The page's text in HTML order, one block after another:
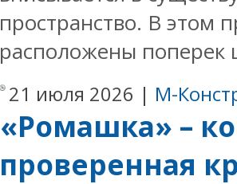
пространство. В этом
расположены
21 июля 2026 | М-
«Ромашка» –
проверенная